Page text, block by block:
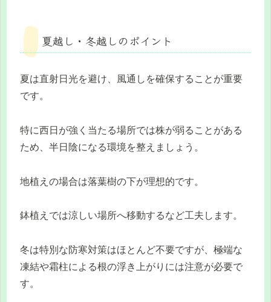
夏越し・冬越しのポイント
夏は直射日光を避け、風通しを確保することが重要
です。
特に西日が強く当たる場所では株が弱ることがある
ため、半日陰になる環境を整えましょう。
地植えの場合は落葉樹の下が理想的です。
鉢植えでは涼しい場所へ移動するなど工夫します。
冬は特別な防寒対策はほとんど不要ですが、極端な
凍結や霜柱による根の浮き上がりには注意が必要で
す。